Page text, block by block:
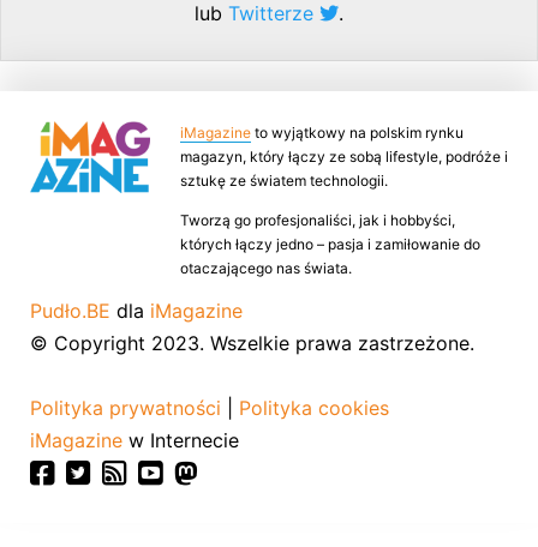
lub Twitterze .
iMagazine to wyjątkowy na polskim rynku
magazyn, który łączy ze sobą lifestyle, podróże i
sztukę ze światem technologii.
Tworzą go profesjonaliści, jak i hobbyści,
których łączy jedno – pasja i zamiłowanie do
otaczającego nas świata.
Pudło.BE dla iMagazine
© Copyright 2023. Wszelkie prawa zastrzeżone.
Polityka prywatności
Polityka cookies
iMagazine w Internecie